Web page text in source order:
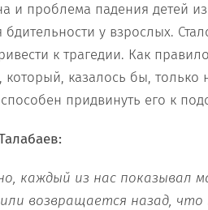
и проблема падения детей
бдительности у взрослых.
к трагедии. Как
который, казалось бы, только
способен придвинуть его к
каждый из нас показывал
возвращается назад, что